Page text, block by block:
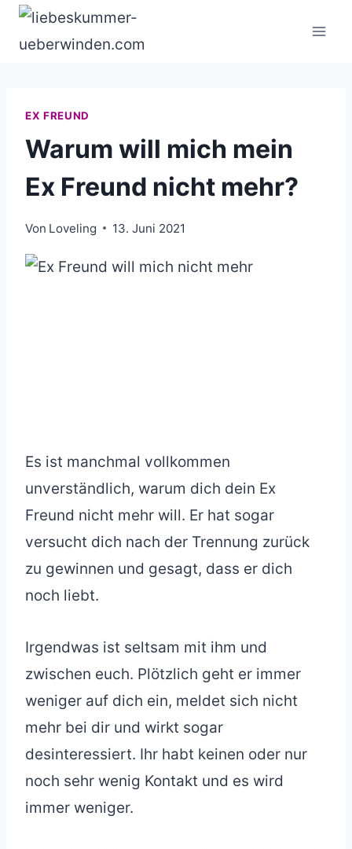
Zum
Inhalt
EX FREUND
Warum will mich mein
Ex Freund nicht mehr?
Von Loveling 13. Juni 2021
Es ist manchmal vollkommen
unverständlich, warum dich dein Ex
Freund nicht mehr will. Er hat sogar
versucht dich nach der Trennung zurück
zu gewinnen und gesagt, dass er dich
noch liebt.
Irgendwas ist seltsam mit ihm und
zwischen euch. Plötzlich geht er immer
weniger auf dich ein, meldet sich nicht
mehr bei dir und wirkt sogar
desinteressiert. Ihr habt keinen oder nur
noch sehr wenig Kontakt und es wird
immer weniger.